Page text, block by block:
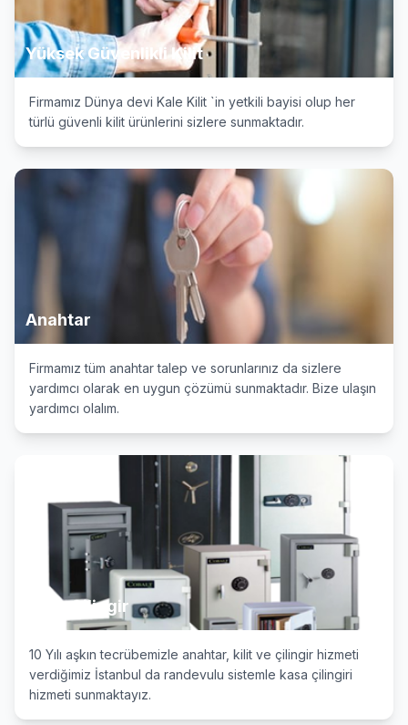
Yüksek Güvenlikli Kilit
Firmamız Dünya devi Kale Kilit `in yetkili bayisi olup her
türlü güvenli kilit ürünlerini sizlere sunmaktadır.
Anahtar
Firmamız tüm anahtar talep ve sorunlarınız da sizlere
yardımcı olarak en uygun çözümü sunmaktadır. Bize ulaşın
yardımcı olalım.
Kasa Çilingir
10 Yılı aşkın tecrübemizle anahtar, kilit ve çilingir hizmeti
verdiğimiz İstanbul da randevulu sistemle kasa çilingiri
hizmeti sunmaktayız.